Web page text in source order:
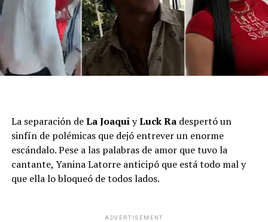
Aires.Ya pudimos ubicarla y conseguimos un techo
para ella. ¡Gracias a todos por la ayuda!”, comunicó
La Cuerpo, a través de un posteo en Instagram, una
figura de las redes que tomó el último año gran
notoriedad.
La separación deLa JoaquiyLuck Radespertó un
sinfín de polémicas que dejó entrever un enorme
escándalo. Pese a las palabras de amor que tuvo la
cantante, Yanina Latorre anticipó que está todo mal y
que ella lo bloqueó de todos lados.
ADVERTISEMENT